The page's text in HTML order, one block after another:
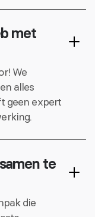
met
We
alles
geen expert
te
die